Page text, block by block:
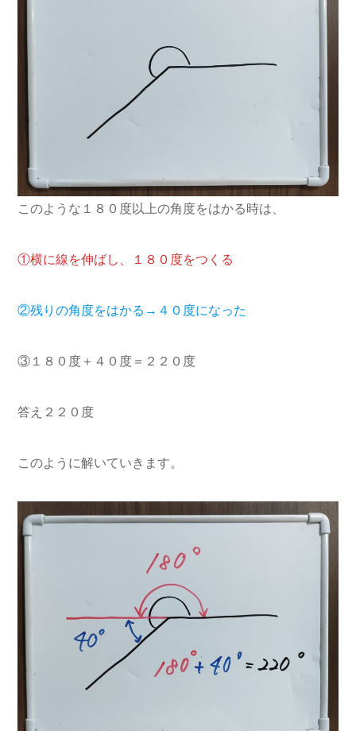
このような１８０度以上の角度をはかる時は、
①横に線を伸ばし、１８０度をつくる
②残りの角度をはかる→４０度になった
③１８０度＋４０度＝２２０度
答え２２０度
このように解いていきます。